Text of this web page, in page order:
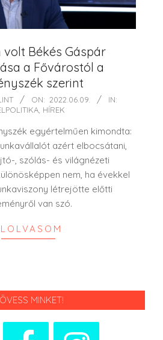
Békés Gáspár
a Fővárostól a
szerint
ON: 2022.06.09.
IN:
, HÍREK
egyértelműen kimondta:
azért elbocsátani,
, szólás- és világnézeti
nem, ha évekkel
létrejötte előtti
van szó.
MINKET!